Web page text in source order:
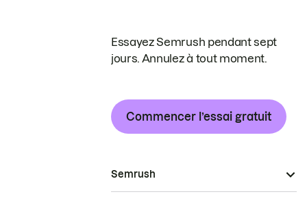
Essayez Semrush pendant sept
jours. Annulez à tout moment.
Commencer l’essai gratuit
Semrush